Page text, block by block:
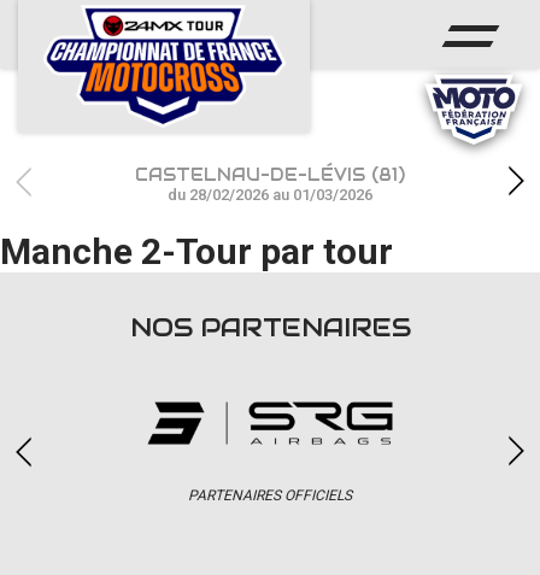
ACCUEIL
ACTUS
CALENDRIER
RÉSULTATS
PHOTOS / WEB TV
CASTELNAU-DE-LÉVIS (81)
du 28/02/2026 au 01/03/2026
Manche 2-Tour par tour
NOS PARTENAIRES
PARTENAIRES OFFICIELS